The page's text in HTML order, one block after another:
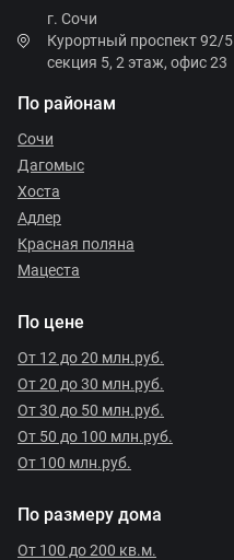
г. Сочи
Курортный проспект 92/5
секция 5, 2 этаж, офис 23
По районам
Сочи
Дагомыс
Хоста
Адлер
Красная поляна
Мацеста
По цене
От 12 до 20 млн.руб.
От 20 до 30 млн.руб.
От 30 до 50 млн.руб.
От 50 до 100 млн.руб.
От 100 млн.руб.
По размеру дома
От 100 до 200 кв.м.